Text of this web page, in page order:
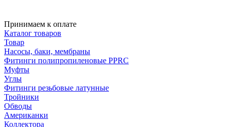
Принимаем к оплате
Каталог товаров
Товар
Насосы, баки, мембраны
Фитинги полипропиленовые PPRC
Муфты
Углы
Фитинги резьбовые латунные
Тройники
Обводы
Американки
Коллектора